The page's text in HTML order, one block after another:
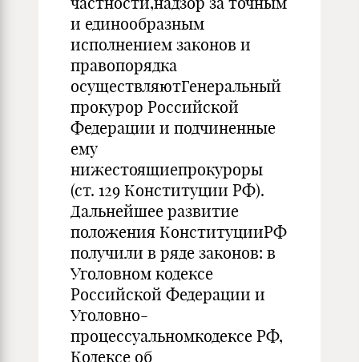
и единообразным
исполнением законов и
правопорядка
осуществляютГенеральный
прокурор Российской
Федерации и подчиненные
ему
нижестоящиепрокуроры
(ст. 129 Конституции РФ).
Дальнейшее развитие
положения КонституцииРФ
получили в ряде законов: в
Уголовном кодексе
Российской Федерации и
Уголовно-
процессуальномкодексе РФ,
Кодексе об